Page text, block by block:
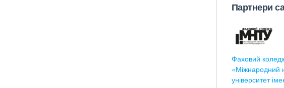
Партнери
Фаховий
«Міжнародний
університет